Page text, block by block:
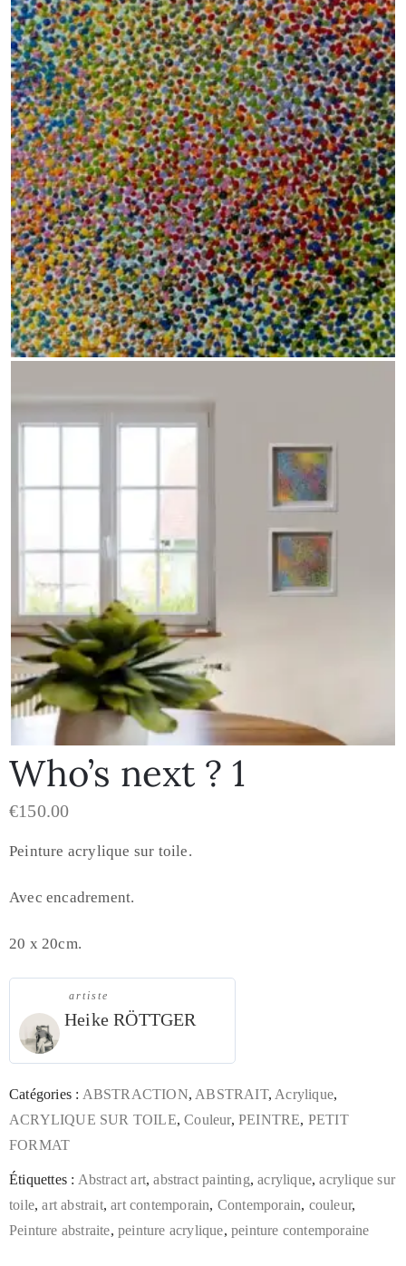
Who’s next ? 1
€150.00
Peinture acrylique sur toile.
Avec encadrement.
20 x 20cm.
artiste
Heike RÖTTGER
Catégories : ABSTRACTION, ABSTRAIT, Acrylique,
ACRYLIQUE SUR TOILE,Couleur,PEINTRE, PETIT
FORMAT
Étiquettes : Abstract art,abstract painting,acrylique,acrylique sur
toile,art abstrait,art contemporain, Contemporain, couleur,
Peinture abstraite,peinture acrylique,peinture contemporaine